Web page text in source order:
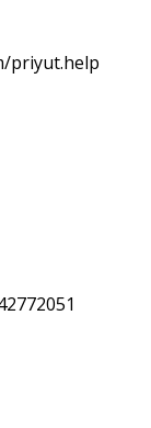
priyut.help